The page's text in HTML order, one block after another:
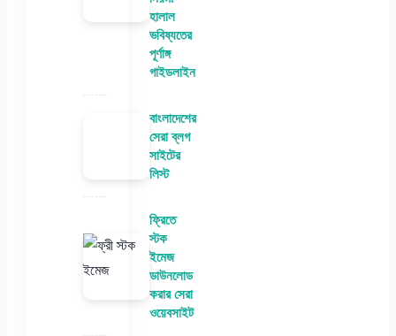
হালাল
ভবিষ্যতের
পূর্ণাঙ্গ
গাইডলাইন
বাংলাদেশের
সেরা ব্লগ
সাইটের
লিস্ট
ফ্রিতে
স্টক
ইমেজ
ডাউনলোড
করার সেরা
ওয়েবসাইট